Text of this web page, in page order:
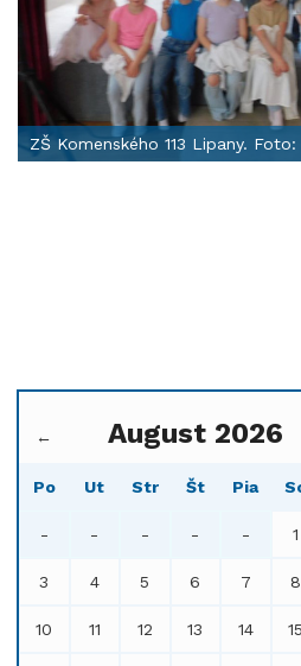
ZŠ Komenského 113 Lipany.
← August 2026
Po Ut Str Št Pia
- - - - - 1
3 4 5 6 7 8
10 11 12 13 14 15